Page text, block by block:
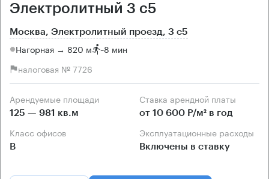
Электролитный 3 с5
Москва, Электролитный проезд, 3 с5
Нагорная → 820 м ~8 мин
налоговая № 7726
Арендуемые площади
125 — 981 кв.м
Ставка арендной платы
от 10 600 Р/м² в год
Класс офисов
B
Эксплуатационные расходы
Включены в ставку